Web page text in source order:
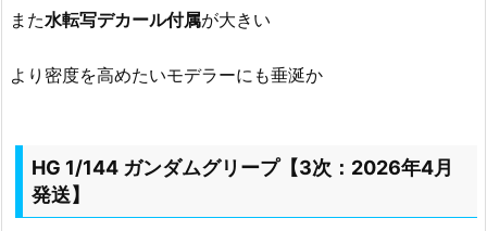
また水転写デカール付属が大きい
より密度を高めたいモデラーにも垂涎か
HG 1/144 ガンダムグリープ【3次：2026年4月
発送】